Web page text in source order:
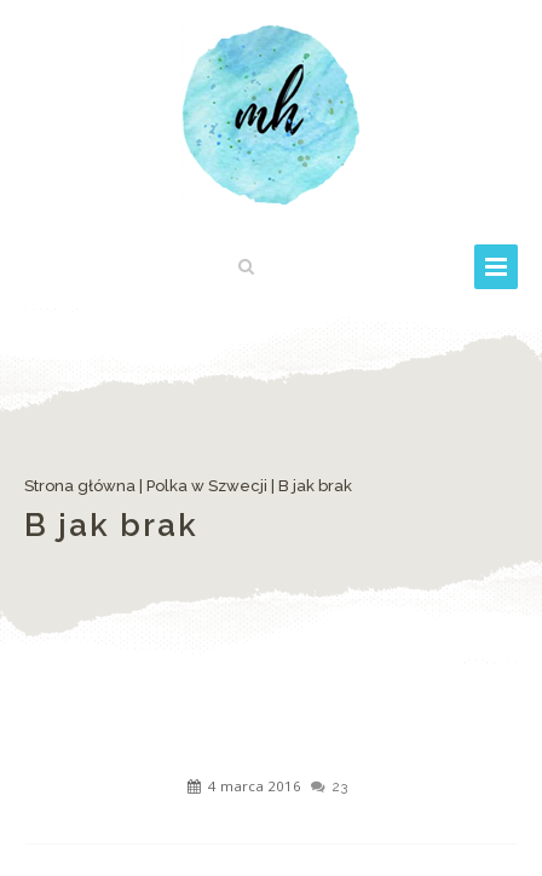
Strona główna Polka w Szwecji B jak brak
B jak brak
4 marca 2016 23